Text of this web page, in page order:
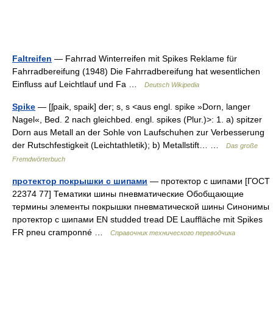
Faltreifen — Fahrrad Winterreifen mit Spikes Reklame für
Fahrradbereifung (1948) Die Fahrradbereifung hat wesentlichen
Einfluss auf Leichtlauf und Fa …
Deutsch Wikipedia
Spike — [ʃpaik, spaik] der; s, s <aus engl. spike »Dorn, langer
Nagel«, Bed. 2 nach gleichbed. engl. spikes (Plur.)>: 1. a) spitzer
Dorn aus Metall an der Sohle von Laufschuhen zur Verbesserung
der Rutschfestigkeit (Leichtathletik); b) Metallstift… …
Das große
Fremdwörterbuch
протектор покрышки с шипами — протектор с шипами [ГОСТ
22374 77] Тематики шины пневматические Обобщающие
термины элементы покрышки пневматической шины Синонимы
протектор с шипами EN studded tread DE Lauffläche mit Spikes
FR pneu cramponné …
Справочник технического переводчика